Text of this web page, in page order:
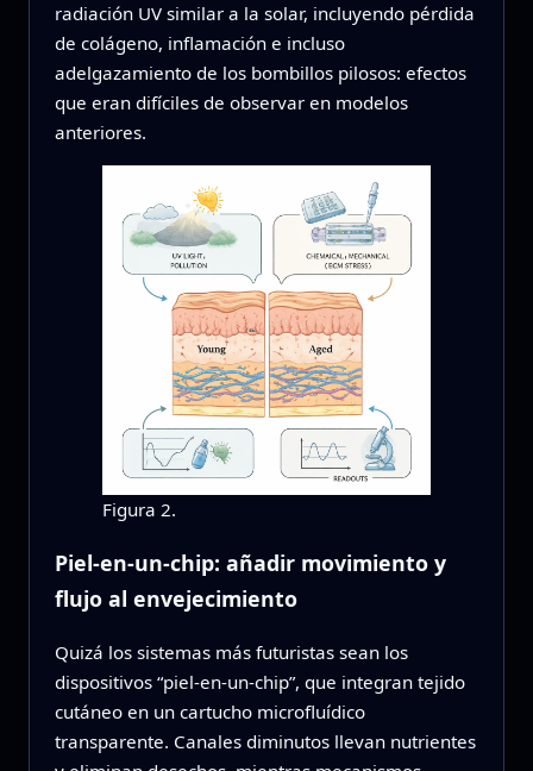
radiación UV similar a la solar, incluyendo pérdida
de colágeno, inflamación e incluso
adelgazamiento de los bombillos pilosos: efectos
que eran difíciles de observar en modelos
anteriores.
Figura 2.
Piel-en-un-chip: añadir movimiento y
flujo al envejecimiento
Quizá los sistemas más futuristas sean los
dispositivos “piel-en-un-chip”, que integran tejido
cutáneo en un cartucho microfluídico
transparente. Canales diminutos llevan nutrientes